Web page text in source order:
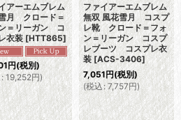
アーエムブレム
月 クロード＝
＝リーガン コ
衣装[HTT865]
円(税別)
: 19,252円)
ファイアーエムブレム
無双 風花雪月 コスプ
レ靴 クロード＝フォ
ン＝リーガン コスプ
レブーツ コスプレ衣
装 [ACS-3406]
7,051円(税別)
(税込: 7,757円)